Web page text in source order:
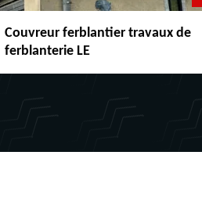
Couvreur ferblantier travaux de
ferblanterie LE